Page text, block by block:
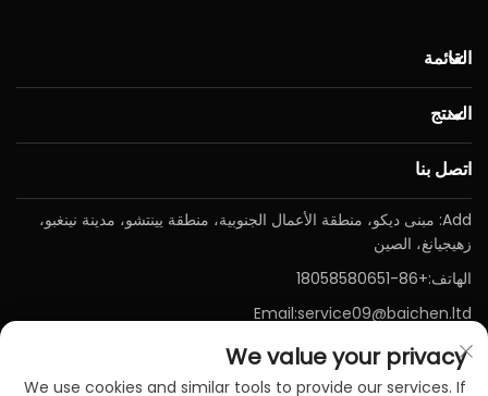
القائمة
المنتج
اتصل بنا
Add: مبنى ديكو، منطقة الأعمال الجنوبية، منطقة يينتشو، مدينة نينغبو،
زهيجيانغ، الصين
الهاتف:+86-18058580651
Email:service09@baichen.ltd
We value your privacy
We use cookies and similar tools to provide our services. If